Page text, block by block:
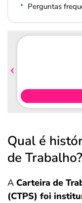
Perguntas
Qual é
de Trabalho?
A Carteira de
(CTPS) foi